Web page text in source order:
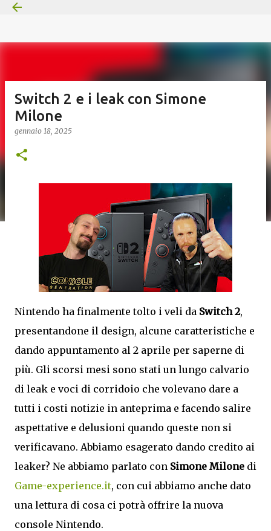
Switch 2 e i leak con Simone
Milone
gennaio 18, 2025
Nintendo ha finalmente tolto i veli da Switch 2,
presentandone il design, alcune caratteristiche e
dando appuntamento al 2 aprile per saperne di
più. Gli scorsi mesi sono stati un lungo calvario
di leak e voci di corridoio che volevano dare a
tutti i costi notizie in anteprima e facendo salire
aspettative e delusioni quando queste non si
verificavano. Abbiamo esagerato dando credito ai
leaker? Ne abbiamo parlato con Simone Milone di
Game-experience.it, con cui abbiamo anche dato
una lettura di cosa ci potrà offrire la nuova
console Nintendo.